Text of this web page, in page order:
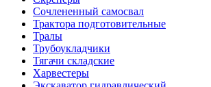
Сочлененный самосвал
Трактора подготовительные
Тралы
Трубоукладчики
Тягачи складские
Харвестеры